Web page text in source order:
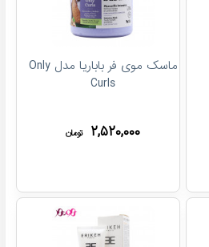
ماسک موی فر باباریا مدل Only
Curls
۲,۵۲۰,۰۰۰ تومان